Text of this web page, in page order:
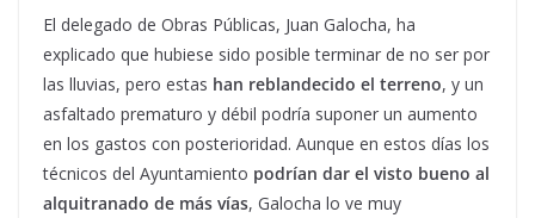
El delegado de Obras Públicas, Juan Galocha, ha
explicado que hubiese sido posible terminar de no ser por
las lluvias, pero estas han reblandecido el terreno, y un
asfaltado prematuro y débil podría suponer un aumento
en los gastos con posterioridad. Aunque en estos días los
técnicos del Ayuntamiento podrían dar el visto bueno al
alquitranado de más vías, Galocha lo ve muy